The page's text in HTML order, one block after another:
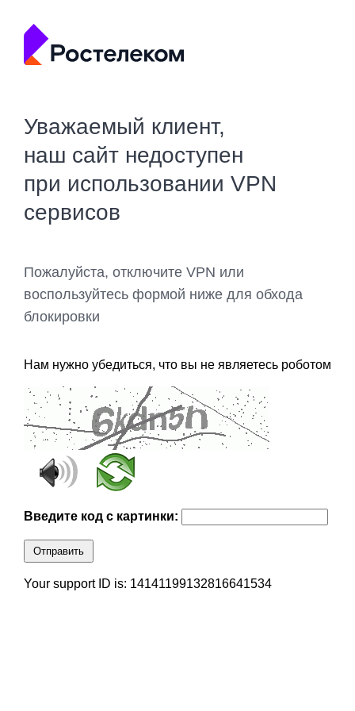
Уважаемый клиент,
наш сайт недоступен
при использовании VPN
сервисов
Пожалуйста, отключите VPN или
воспользуйтесь формой ниже для обхода
блокировки
Нам нужно убедиться, что вы не являетесь роботом
Введите код с картинки:
Отправить
Your support ID is: 14141199132816641534